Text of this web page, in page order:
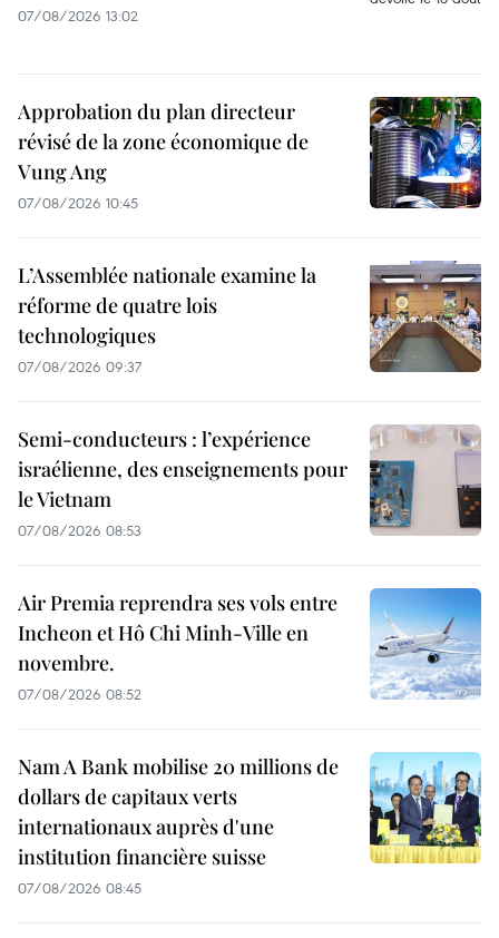
07/08/2026 13:02
Approbation du plan directeur
révisé de la zone économique de
Vung Ang
07/08/2026 10:45
L’Assemblée nationale examine la
réforme de quatre lois
technologiques
07/08/2026 09:37
Semi-conducteurs : l’expérience
israélienne, des enseignements pour
le Vietnam
07/08/2026 08:53
Air Premia reprendra ses vols entre
Incheon et Hô Chi Minh-Ville en
novembre.
07/08/2026 08:52
Nam A Bank mobilise 20 millions de
dollars de capitaux verts
internationaux auprès d'une
institution financière suisse
07/08/2026 08:45